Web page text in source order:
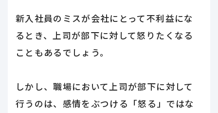
新入社員のミスが会社にとって不利益にな
るとき、上司が部下に対して怒りたくなる
こともあるでしょう。
しかし、職場において上司が部下に対して
行うのは、感情をぶつける「怒る」ではな